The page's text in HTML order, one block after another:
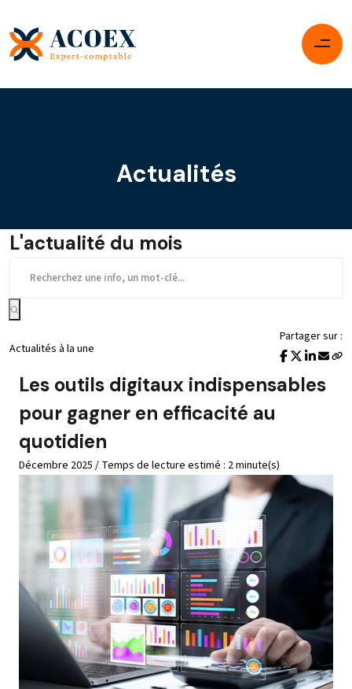
Actualités
L'actualité du mois
Actualités à la une
Partager sur :
Les outils digitaux indispensables
pour gagner en efficacité au
quotidien
Décembre 2025 / Temps de lecture estimé : 2 minute(s)